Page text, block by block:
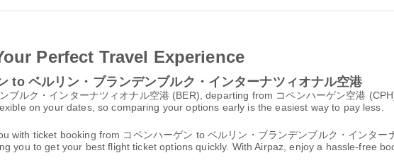
Perfect Travel Experience
ベルリン・ブランデンブルク・インターナツィオナル空港
ブルク・インターナツィオナル空港 (BER), departing from コペンハーゲン空港
on your dates, so comparing your options early is the easiest way to pay less.
with ticket booking from コペンハーゲン to ベルリン・ブランデンブルク・インター
you to get your best flight ticket options quickly. With Airpaz, enjoy a hassle-free